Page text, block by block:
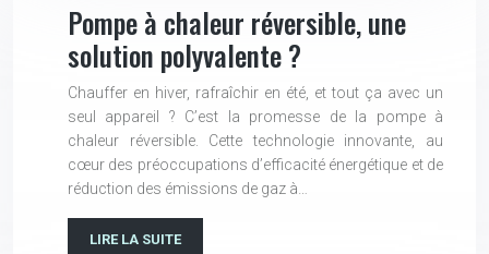
Pompe à chaleur réversible, une
solution polyvalente ?
Chauffer en hiver, rafraîchir en été, et tout ça avec un
seul appareil ? C’est la promesse de la pompe à
chaleur réversible. Cette technologie innovante, au
cœur des préoccupations d’efficacité énergétique et de
réduction des émissions de gaz à…
LIRE LA SUITE